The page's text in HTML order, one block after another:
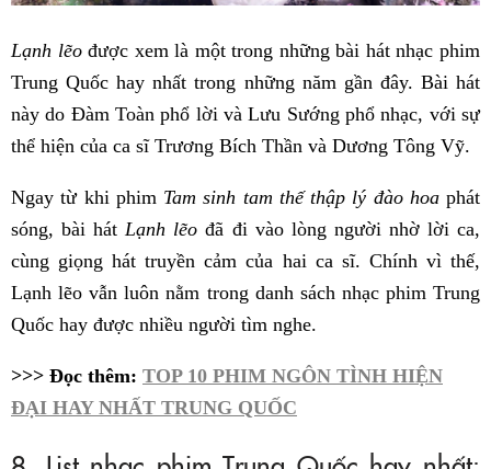
Lạnh lẽođược xem là một trong những bài hát nhạc phim
Trung Quốc hay nhất trong những năm gần đây. Bài hát
này do Đàm Toàn phổ lời và Lưu Sướng phổ nhạc, với sự
thể hiện của ca sĩ Trương Bích Thần và Dương Tông Vỹ.
Ngay từ khi phim Tam sinh tam thế thập lý đào hoaphát
sóng, bài hátLạnh lẽo đã đi vào lòng người nhờ lời ca,
cùng giọng hát truyền cảm của hai ca sĩ. Chính vì thế,
Lạnh lẽo vẫn luôn nằm trong danh sách nhạc phim Trung
Quốc hay được nhiều người tìm nghe.
>>> Đọc thêm: TOP 10 PHIM NGÔN TÌNH HIỆN
ĐẠI HAY NHẤT TRUNG QUỐC